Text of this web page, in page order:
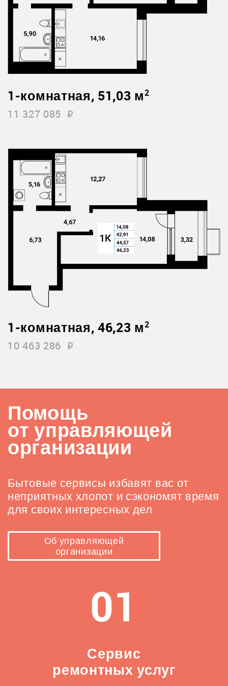
1-комнатная, 51,03 м2
11 327 085 i
1-комнатная, 46,23 м2
10 463 286 i
Помощь
от управляющей
организации
Бытовые сервисы избавят вас от
неприятных хлопот и сэкономят время
для своих интересных дел
Об управляющей
организации
01
Сервис
ремонтных услуг